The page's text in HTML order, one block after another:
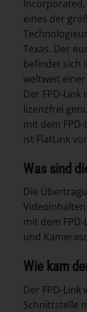
Incorporated,
eines der
Texas. Der
befindet sich
weltweit
Der FPD-
lizenzfrei
mit dem
ist FlatLink
Was sind
Die
mit dem
und
Wie kam
Der FPD-
Schnittstelle